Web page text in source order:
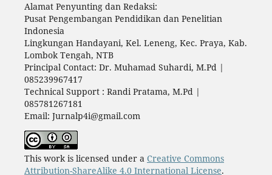
Alamat Penyunting dan Redaksi:
Pusat Pengembangan Pendidikan dan Penelitian
Indonesia
Lingkungan Handayani, Kel. Leneng, Kec. Praya, Kab.
Lombok Tengah, NTB
Principal Contact: Dr. Muhamad Suhardi, M.Pd |
085239967417
Technical Support : Randi Pratama, M.Pd |
085781267181
Email: Jurnalp4i@gmail.com
This work is licensed under a Creative Commons
Attribution-ShareAlike 4.0 International License.